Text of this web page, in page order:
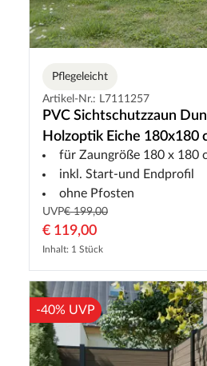
Pflegeleicht
Artikel-Nr.: L7111257
PVC Sichtschutzzaun
Holzoptik Eiche 180x180
für Zaungröße 180 x 180
inkl. Start-und Endprofil
ohne Pfosten
UVP€ 199,00
€ 119,00
Inhalt: 1 Stück
-40% UVP